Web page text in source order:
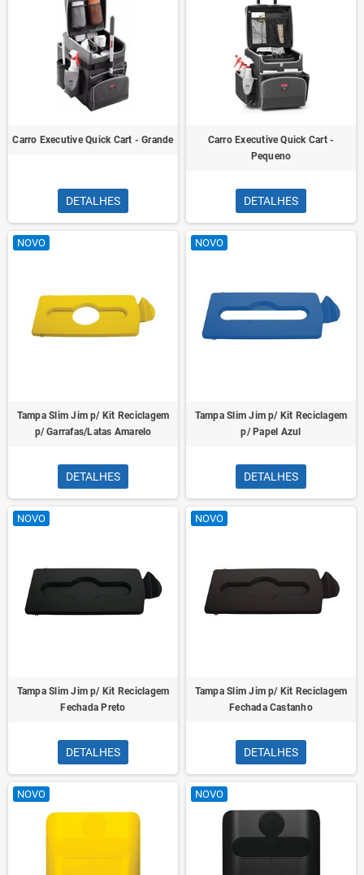
Carro Executive Quick Cart - Grande
DETALHES
Carro Executive Quick Cart -
Pequeno
DETALHES
NOVO
Tampa Slim Jim p/ Kit Reciclagem
p/ Garrafas/Latas Amarelo
DETALHES
NOVO
Tampa Slim Jim p/ Kit Reciclagem
p/ Papel Azul
DETALHES
NOVO
Tampa Slim Jim p/ Kit Reciclagem
Fechada Preto
DETALHES
NOVO
Tampa Slim Jim p/ Kit Reciclagem
Fechada Castanho
DETALHES
NOVO NOVO